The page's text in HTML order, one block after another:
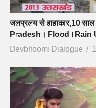
जलप्रलय से हाहाकार,10
Pradesh। Flood।Rain
Devbhoomi Dialogue